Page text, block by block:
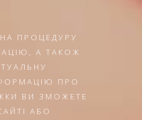
ПРОЦЕДУРУ
А ТАКОЖ
ПРО
ВИ ЗМОЖЕТЕ
АБО